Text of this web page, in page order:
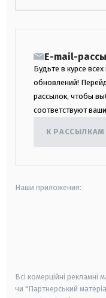
E-mail-
Будьте в курсе
обновлений!
рассылок, чтобы
соответствуют
К РАССЫЛКАМ
Наши приложения:
Всі комерційні рекламні
чи "Партнерський